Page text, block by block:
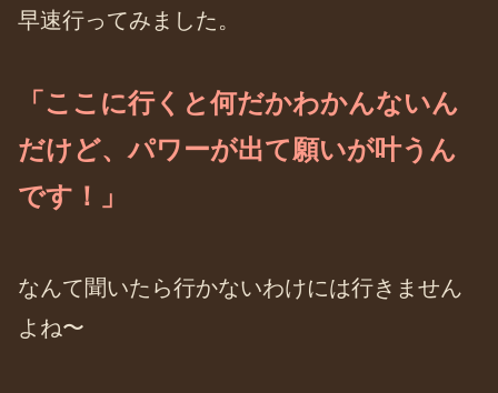
早速行ってみました。
「ここに行くと何だかわかんないん
だけど、パワーが出て願いが叶うん
です！」
なんて聞いたら行かないわけには行きません
よね〜